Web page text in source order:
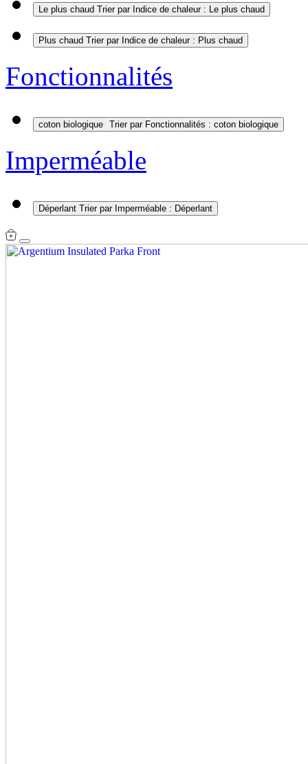
Le plus chaud Trier par Indice de chaleur : Le plus chaud
Plus chaud Trier par Indice de chaleur : Plus chaud
Fonctionnalités
coton biologique Trier par Fonctionnalités : coton biologique
Imperméable
Déperlant Trier par Imperméable : Déperlant